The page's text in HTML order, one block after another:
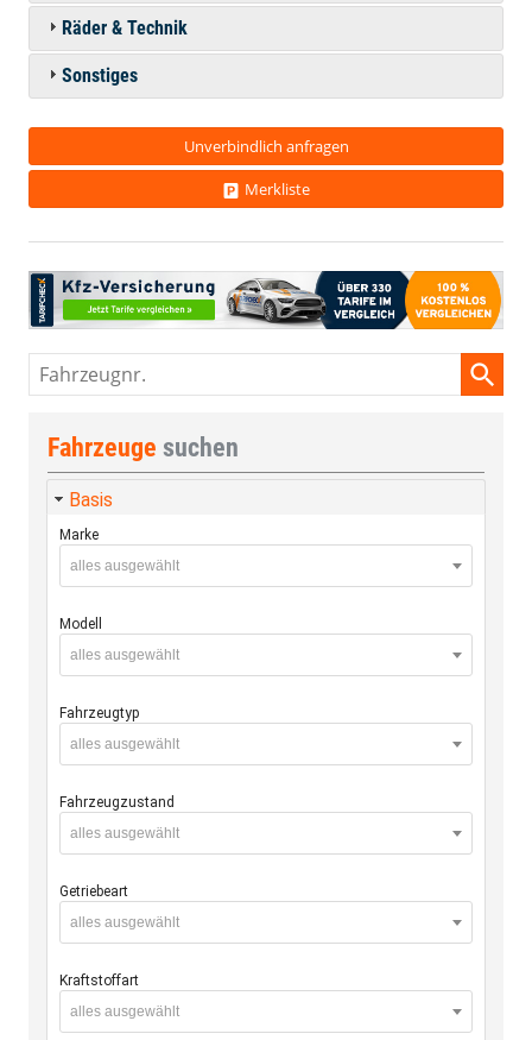
Räder & Technik
Sonstiges
Unverbindlich anfragen
Merkliste
Fahrzeugnr.
Fahrzeuge suchen
Basis
Marke
alles ausgewählt
Modell
alles ausgewählt
Fahrzeugtyp
alles ausgewählt
Fahrzeugzustand
alles ausgewählt
Getriebeart
alles ausgewählt
Kraftstoffart
alles ausgewählt